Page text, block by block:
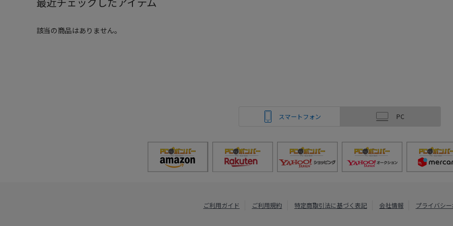
該当の商品はありません。
スマートフォン PC
ご利用ガイド ご利用規約 特定商取引法に基づく表記 会社情報 プライバシ